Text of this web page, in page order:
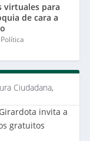
virtuales para
de cara a
Política
Ciudadana,